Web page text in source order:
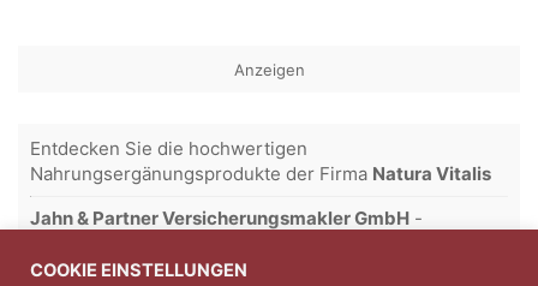
Anzeigen
Entdecken Sie die hochwertigen
Nahrungsergänungsprodukte der Firma Natura Vitalis
Jahn & Partner Versicherungsmakler GmbH -
Professioneller Rundumschutz seit über 30 Jahren.
COOKIE EINSTELLUNGEN